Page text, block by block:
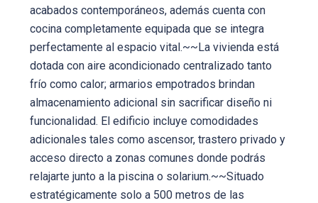
acabados contemporáneos, además cuenta con
cocina completamente equipada que se integra
perfectamente al espacio vital.~~La vivienda está
dotada con aire acondicionado centralizado tanto
frío como calor; armarios empotrados brindan
almacenamiento adicional sin sacrificar diseño ni
funcionalidad. El edificio incluye comodidades
adicionales tales como ascensor, trastero privado y
acceso directo a zonas comunes donde podrás
relajarte junto a la piscina o solarium.~~Situado
estratégicamente solo a 500 metros de las